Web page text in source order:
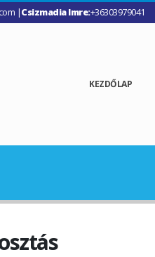
|Csizmadia Imre:+36303979041
KEZDŐLAP